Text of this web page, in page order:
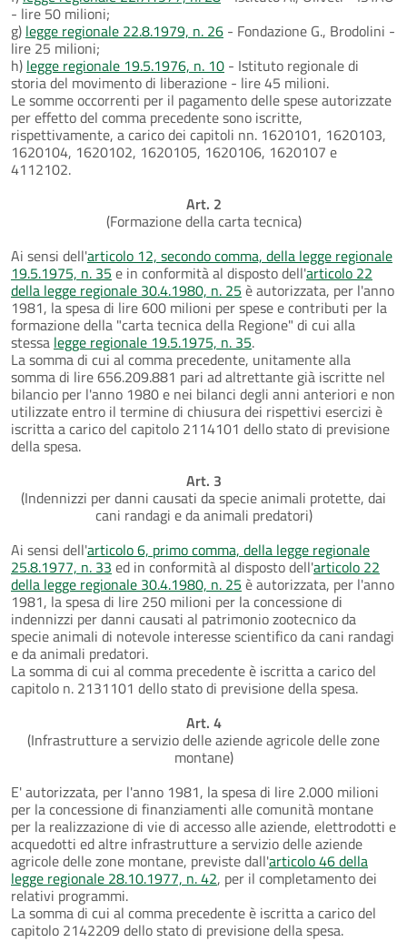
- lire 50 milioni;
g) legge regionale 22.8.1979, n. 26 - Fondazione G., Brodolini -
lire 25 milioni;
h) legge regionale 19.5.1976, n. 10 - Istituto regionale di
storia del movimento di liberazione - lire 45 milioni.
Le somme occorrenti per il pagamento delle spese autorizzate
per effetto del comma precedente sono iscritte,
rispettivamente, a carico dei capitoli nn. 1620101, 1620103,
1620104, 1620102, 1620105, 1620106, 1620107 e
4112102.
Art. 2
(Formazione della carta tecnica)
Ai sensi dell'articolo 12, secondo comma, della legge regionale
19.5.1975, n. 35 e in conformità al disposto dell'articolo 22
della legge regionale 30.4.1980, n. 25 è autorizzata, per l'anno
1981, la spesa di lire 600 milioni per spese e contributi per la
formazione della "carta tecnica della Regione" di cui alla
stessa legge regionale 19.5.1975, n. 35.
La somma di cui al comma precedente, unitamente alla
somma di lire 656.209.881 pari ad altrettante già iscritte nel
bilancio per l'anno 1980 e nei bilanci degli anni anteriori e non
utilizzate entro il termine di chiusura dei rispettivi esercizi è
iscritta a carico del capitolo 2114101 dello stato di previsione
della spesa.
Art. 3
(Indennizzi per danni causati da specie animali protette, dai
cani randagi e da animali predatori)
Ai sensi dell'articolo 6, primo comma, della legge regionale
25.8.1977, n. 33 ed in conformità al disposto dell'articolo 22
della legge regionale 30.4.1980, n. 25 è autorizzata, per l'anno
1981, la spesa di lire 250 milioni per la concessione di
indennizzi per danni causati al patrimonio zootecnico da
specie animali di notevole interesse scientifico da cani randagi
e da animali predatori.
La somma di cui al comma precedente è iscritta a carico del
capitolo n. 2131101 dello stato di previsione della spesa.
Art. 4
(Infrastrutture a servizio delle aziende agricole delle zone
montane)
E' autorizzata, per l'anno 1981, la spesa di lire 2.000 milioni
per la concessione di finanziamenti alle comunità montane
per la realizzazione di vie di accesso alle aziende, elettrodotti e
acquedotti ed altre infrastrutture a servizio delle aziende
agricole delle zone montane, previste dall'articolo 46 della
legge regionale 28.10.1977, n. 42, per il completamento dei
relativi programmi.
La somma di cui al comma precedente è iscritta a carico del
capitolo 2142209 dello stato di previsione della spesa.